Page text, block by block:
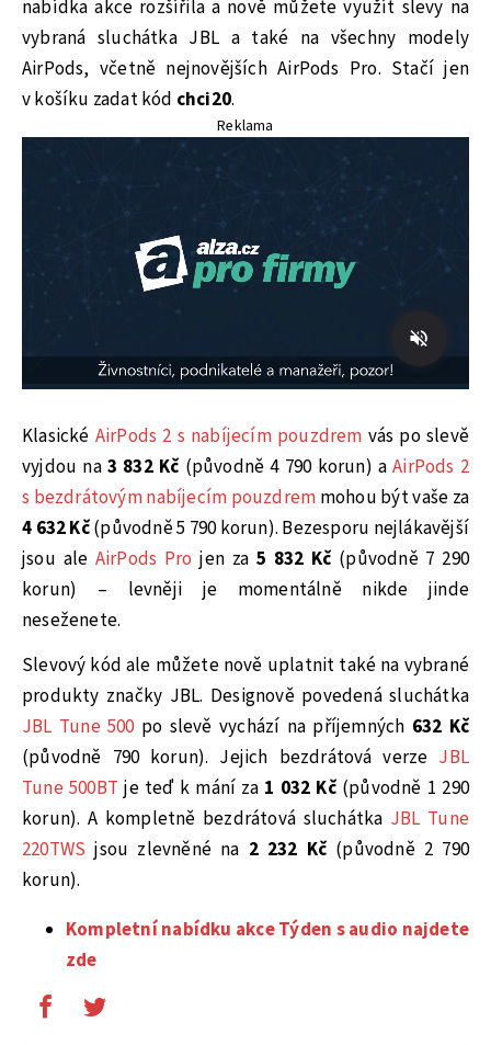
nabídka akce rozšířila a nově můžete využít slevy na
vybraná sluchátka JBL a také na všechny modely
AirPods, včetně nejnovějších AirPods Pro. Stačí jen
v košíku zadat kód chci20.
Reklama
Klasické AirPods 2 s nabíjecím pouzdrem vás po slevě
vyjdou na 3 832 Kč (původně 4 790 korun) aAirPods 2
s bezdrátovým nabíjecím pouzdrem mohou být vaše za
4 632 Kč(původně 5 790 korun). Bezesporu nejlákavější
jsou ale AirPods Pro jen za 5 832 Kč (původně 7 290
korun) – levněji je momentálně nikde jinde
neseženete.
Slevový kód ale můžete nově uplatnit také na vybrané
produkty značky JBL. Designově povedená sluchátka
JBL Tune 500 po slevě vychází na příjemných 632 Kč
(původně 790 korun). Jejich bezdrátová verze JBL
Tune 500BT je teď k mání za 1 032 Kč(původně 1 290
korun). A kompletně bezdrátová sluchátka JBL Tune
220TWS jsou zlevněné na 2 232 Kč (původně 2 790
korun).
Kompletní nabídku akce Týden s audio najdete
zde